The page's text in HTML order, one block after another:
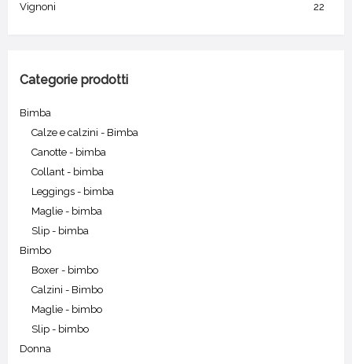
Vignoni
22
Categorie prodotti
Bimba
Calze e calzini - Bimba
Canotte - bimba
Collant - bimba
Leggings - bimba
Maglie - bimba
Slip - bimba
Bimbo
Boxer - bimbo
Calzini - Bimbo
Maglie - bimbo
Slip - bimbo
Donna